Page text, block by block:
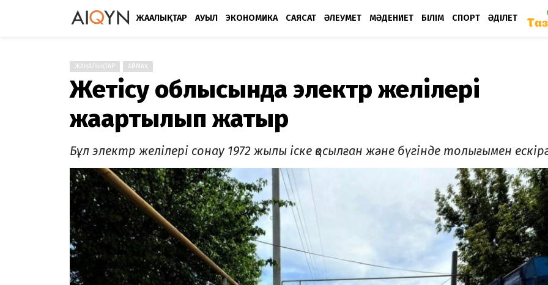
ЖАҢАЛЫҚТАР АУЫЛ ЭКОНОМИКА САЯСАТ ӘЛЕУМЕТ МӘДЕНИЕТ БІЛІМ СПОРТ ӘДІЛЕТ
ЖАҢАЛЫҚТАР АЙМАҚ
Жетісу облысында электр желілері
жаңартылып жатыр
Бұл электр желілері сонау 1972 жылы іске қосылған және бүгінде толығымен